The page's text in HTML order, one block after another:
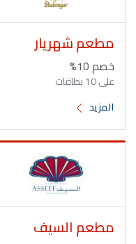
مطعم شهريار
خصم 10%
على 10 بطاقات
المزيد
مطعم السيف